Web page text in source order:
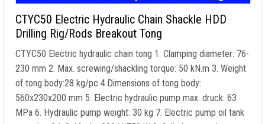
CTYC50 Electric Hydraulic Chain Shackle HDD
Drilling Rig/Rods Breakout Tong
CTYC50 Electric hydraulic chain tong 1. Clamping diameter: 76-
230 mm 2. Max. screwing/shackling torque: 50 kN.m 3. Weight
of tong body:28 kg/pc 4.Dimensions of tong body:
560x230x200 mm 5. Electric hydraulic pump max. druck: 63
MPa 6. Hydraulic pump weight: 30 kg 7. Electric pump oil tank